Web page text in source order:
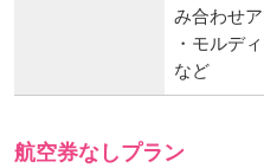
み合わせ
・モルデ
など
航空券なしプラン